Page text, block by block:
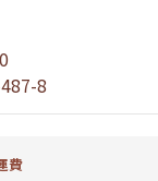
8
費